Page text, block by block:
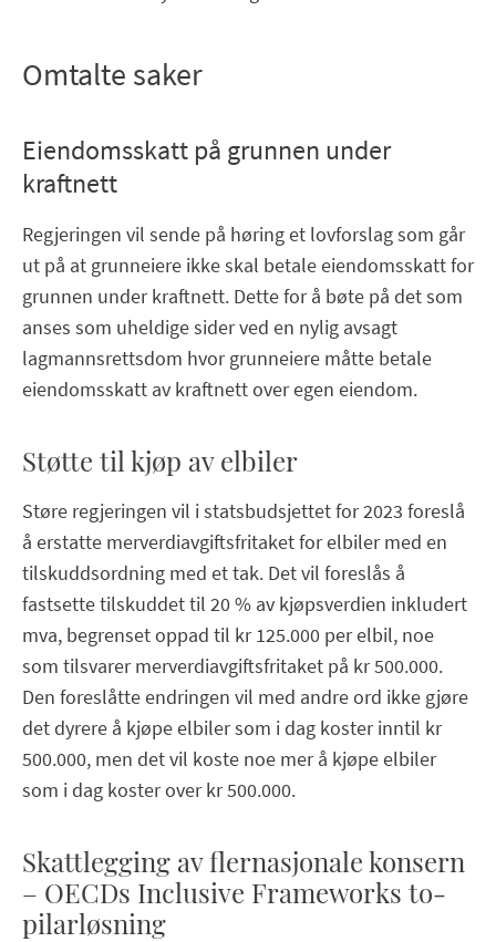
Omtalte saker
Eiendomsskatt på grunnen under
kraftnett
Regjeringen vil sende på høring et lovforslag som går
ut på at grunneiere ikke skal betale eiendomsskatt for
grunnen under kraftnett. Dette for å bøte på det som
anses som uheldige sider ved en nylig avsagt
lagmannsrettsdom hvor grunneiere måtte betale
eiendomsskatt av kraftnett over egen eiendom.
Støtte til kjøp av elbiler
Støre regjeringen vil i statsbudsjettet for 2023 foreslå
å erstatte merverdiavgiftsfritaket for elbiler med en
tilskuddsordning med et tak. Det vil foreslås å
fastsette tilskuddet til 20 % av kjøpsverdien inkludert
mva, begrenset oppad til kr 125.000 per elbil, noe
som tilsvarer merverdiavgiftsfritaket på kr 500.000.
Den foreslåtte endringen vil med andre ord ikke gjøre
det dyrere å kjøpe elbiler som i dag koster inntil kr
500.000, men det vil koste noe mer å kjøpe elbiler
som i dag koster over kr 500.000.
Skattlegging av flernasjonale konsern
– OECDs Inclusive Frameworks to-
pilarløsning